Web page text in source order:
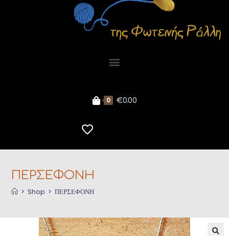
0 €0.00
ΠΕΡΣΕΦΟΝΗ
> Shop > ΠΕΡΣΕΦΟΝΗ